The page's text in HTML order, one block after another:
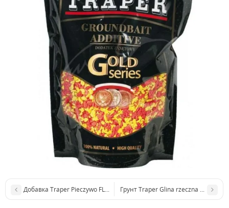
Добавка Traper Pieczywo FLUO zielone 400гГрунт Traper Glina rzeczna 2кг